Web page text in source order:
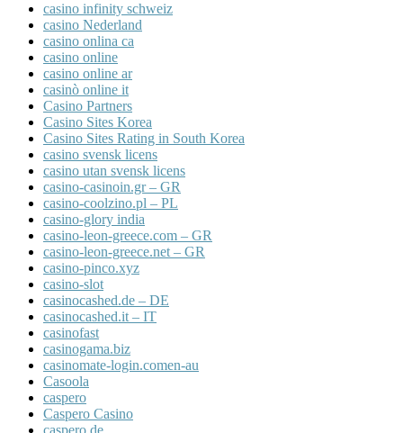
casino infinity schweiz
casino Nederland
casino onlina ca
casino online
casino online ar
casinò online it
Casino Partners
Casino Sites Korea
Casino Sites Rating in South Korea
casino svensk licens
casino utan svensk licens
casino-casinoin.gr – GR
casino-coolzino.pl – PL
casino-glory india
casino-leon-greece.com – GR
casino-leon-greece.net – GR
casino-pinco.xyz
casino-slot
casinocashed.de – DE
casinocashed.it – IT
casinofast
casinogama.biz
casinomate-login.comen-au
Casoola
caspero
Caspero Casino
caspero de